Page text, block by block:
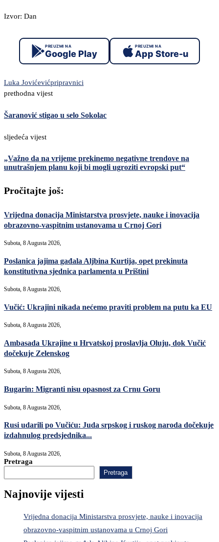
Izvor: Dan
PREUZMI NA
Google Play
PREUZMI NA
App Store-u
Luka Jovićevićpripravnici
prethodna vijest
Šaranović stigao u selo Sokolac
sljedeća vijest
„Važno da na vrijeme prekinemo negativne trendove na
unutrašnjem planu koji bi mogli ugroziti evropski put“
Pročitajte još:
Vrijedna donacija Ministarstva prosvjete, nauke i inovacija
obrazovno-vaspitnim ustanovama u Crnoj Gori
Subota, 8 Augusta 2026,
Poslanica jajima gađala Aljbina Kurtija, opet prekinuta
konstitutivna sjednica parlamenta u Prištini
Subota, 8 Augusta 2026,
Vučić: Ukrajini nikada nećemo praviti problem na putu ka EU
Subota, 8 Augusta 2026,
Ambasada Ukrajine u Hrvatskoj proslavlja Oluju, dok Vučić
dočekuje Zelenskog
Subota, 8 Augusta 2026,
Bugarin: Migranti nisu opasnost za Crnu Goru
Subota, 8 Augusta 2026,
Rusi udarili po Vučiću: Juda srpskog i ruskog naroda dočekuje
izdahnulog predsjednika...
Subota, 8 Augusta 2026,
Pretraga
Pretraga
Najnovije vijesti
Vrijedna donacija Ministarstva prosvjete, nauke i inovacija
obrazovno-vaspitnim ustanovama u Crnoj Gori